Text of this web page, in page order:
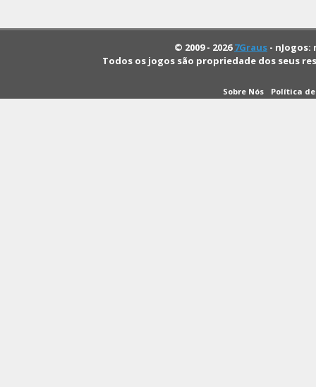
© 2009 - 20267Graus -
Todos os jogos são propriedade dos seus
Sobre Nós Política